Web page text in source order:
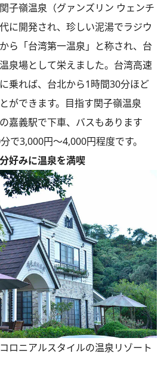
子嶺温泉（グァンズリン ウェンチ
に開発され、珍しい泥湯でラジウ
ら「台湾第一温泉」と称され、台
泉場として栄えました。台湾高速
乗れば、台北から1時間30分ほど
ができます。目指す関子嶺温泉
嘉義駅で下車、バスもあります
で3,000円～4,000円程度です。
好みに温泉を満喫
ロニアルスタイルの温泉リゾート